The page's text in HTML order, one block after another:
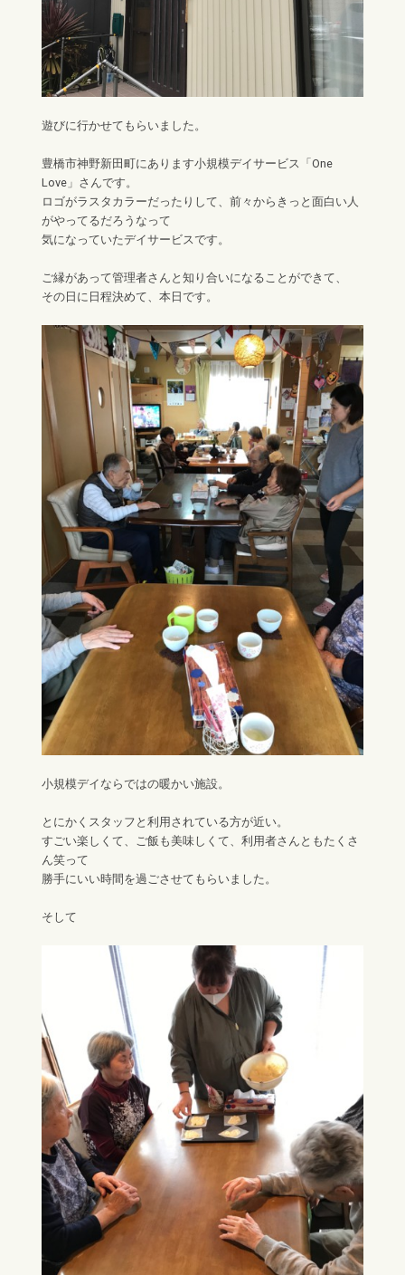
遊びに行かせてもらいました。
豊橋市神野新田町にあります小規模デイサービス「One
Love」さんです。
ロゴがラスタカラーだったりして、前々からきっと面白い人
がやってるだろうなって
気になっていたデイサービスです。
ご縁があって管理者さんと知り合いになることができて、
その日に日程決めて、本日です。
小規模デイならではの暖かい施設。
とにかくスタッフと利用されている方が近い。
すごい楽しくて、ご飯も美味しくて、利用者さんともたくさ
ん笑って
勝手にいい時間を過ごさせてもらいました。
そして